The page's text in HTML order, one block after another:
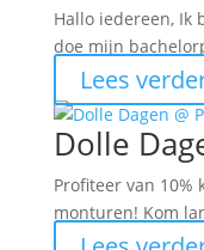
Hallo iedereen, Ik
doe mijn
Lees
Dolle
Profiteer van
monturen! Kom